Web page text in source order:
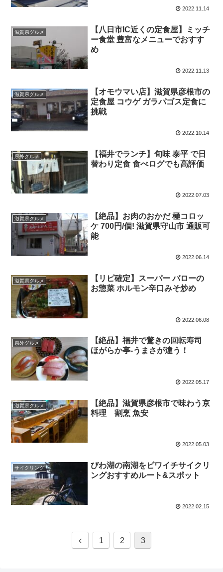
2022.11.14
滋賀県グルメ
【八日市IC近くの定食屋】ミッチ
ー食堂 豊富なメニューでおすす
め
2022.11.13
滋賀県グルメ
【オモウマい店】滋賀県彦根市の
定食屋 コウゲ ガラパゴス定食に
挑戦
2022.10.14
県外グルメ
【福井でランチ】旬味 泰平 で日
替わり定食 食べログでも高評価
2022.07.03
滋賀県グルメ
【絶品】お肉のおかだ 極コロッ
ケ 700円/個! 滋賀県守山市 通販可
能
2022.06.14
滋賀県グルメ
【リピ確定】スーパー バローの
お惣菜 ホルモン辛口みそ炒め
2022.06.08
県外グルメ
【絶品】福井で驚きの回転寿司
ほがらか亭-うまさが違う！
2022.05.17
滋賀県グルメ
【絶品】滋賀県彦根市で味わう京
料理 割烹 魚安
2022.05.03
サイクリング
びわ湖の南湖をビワイチサイクリ
ングおすすめルート&スポット
2022.02.15
1 2 3